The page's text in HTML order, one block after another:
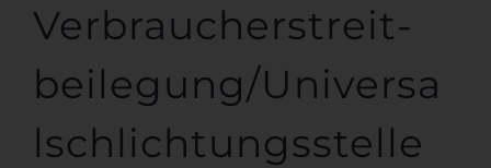
Verbraucher­streit­
beilegung/Universa
l­schlichtungs­stelle